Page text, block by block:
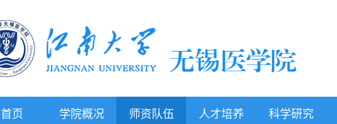
首页 学院概况 师资队伍 人才培养 科学研究